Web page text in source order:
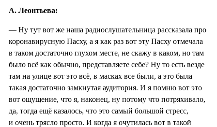
А. Леонтьева:
— Ну тут вот же наша радиослушательница рассказала про
коронавирусную Пасху, а я как раз вот эту Пасху отмечала
в таком достаточно глухом месте, не скажу в каком, но там
было всё как обычно, представляете себе? Ну то есть везде
там на улице вот это всё, в масках все были, а это была
такая достаточно замкнутая аудитория. И я помню вот это
вот ощущение, что я, наконец, ну потому что потряхивало,
да, тогда ещё казалось, что это самый большой стресс,
и очень трясло просто. И когда я очутилась вот в такой